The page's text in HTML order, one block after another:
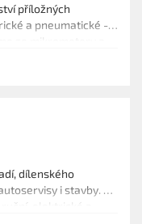
příložných
a pneumatické -
zákazníkům řešení
dílenského
i stavby. V